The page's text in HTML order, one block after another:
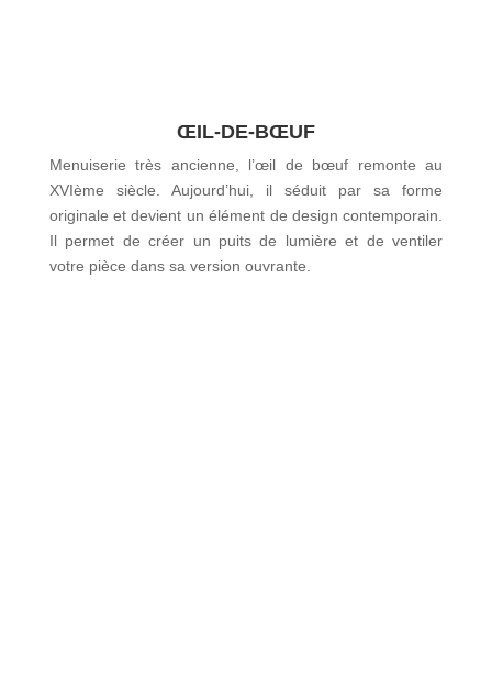
ŒIL-DE-BŒUF
Menuiserie très ancienne, l’œil de bœuf remonte au
XVIème siècle. Aujourd’hui, il séduit par sa forme
originale et devient un élément de design contemporain.
Il permet de créer un puits de lumière et de ventiler
votre pièce dans sa version ouvrante.